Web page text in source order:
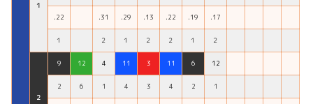
１
.22 .31 .29 .13 .22 .19 .17
１ ２ １ ２ ２ １ ２
２
9 12 4 11 3 11 6 12
2 6 1 4 3 4 2 1